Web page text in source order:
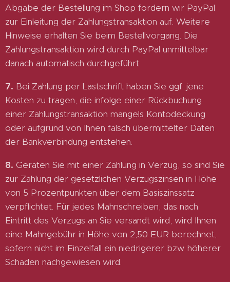
Abgabe der Bestellung im Shop fordern wir PayPal
zur Einleitung der Zahlungstransaktion auf. Weitere
Hinweise erhalten Sie beim Bestellvorgang. Die
Zahlungstransaktion wird durch PayPal unmittelbar
danach automatisch durchgeführt.
7. Bei Zahlung per Lastschrift haben Sie ggf. jene
Kosten zu tragen, die infolge einer Rückbuchung
einer Zahlungstransaktion mangels Kontodeckung
oder aufgrund von Ihnen falsch übermittelter Daten
der Bankverbindung entstehen.
8. Geraten Sie mit einer Zahlung in Verzug, so sind Sie
zur Zahlung der gesetzlichen Verzugszinsen in Höhe
von 5 Prozentpunkten über dem Basiszinssatz
verpflichtet. Für jedes Mahnschreiben, das nach
Eintritt des Verzugs an Sie versandt wird, wird Ihnen
eine Mahngebühr in Höhe von 2,50 EUR berechnet,
sofern nicht im Einzelfall ein niedrigerer bzw. höherer
Schaden nachgewiesen wird.